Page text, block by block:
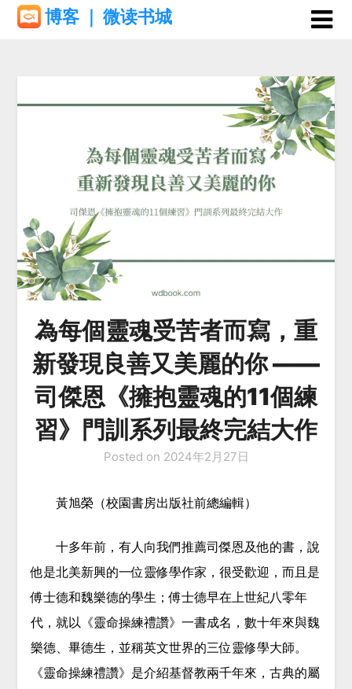
Skip
博客 ｜ 微读书城
為每個靈魂受苦者而寫，重
新發現良善又美麗的你 ——
司傑恩《擁抱靈魂的11個練
習》門訓系列最終完結大作
Posted on 2024年2月27日
黃旭榮（校園書房出版社前總編輯）
十多年前，有人向我們推薦司傑恩及他的書，說
他是北美新興的一位靈修學作家，很受歡迎，而且是
傅士德和魏樂德的學生；傅士德早在上世紀八零年
代，就以《靈命操練禮讚》一書成名，數十年來與魏
樂德、畢德生，並稱英文世界的三位靈修學大師。
《靈命操練禮讚》是介紹基督教兩千年來，古典的屬